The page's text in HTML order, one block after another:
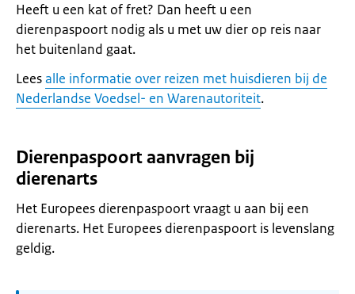
Heeft u een kat of fret? Dan heeft u een
dierenpaspoort nodig als u met uw dier op reis naar
het buitenland gaat.
Leesalle informatie over reizen met huisdieren bij de
Nederlandse Voedsel- en Warenautoriteit.
Dierenpaspoort aanvragen bij
dierenarts
Het Europees dierenpaspoort vraagt u aan bij een
dierenarts. Het Europees dierenpaspoort is levenslang
geldig.